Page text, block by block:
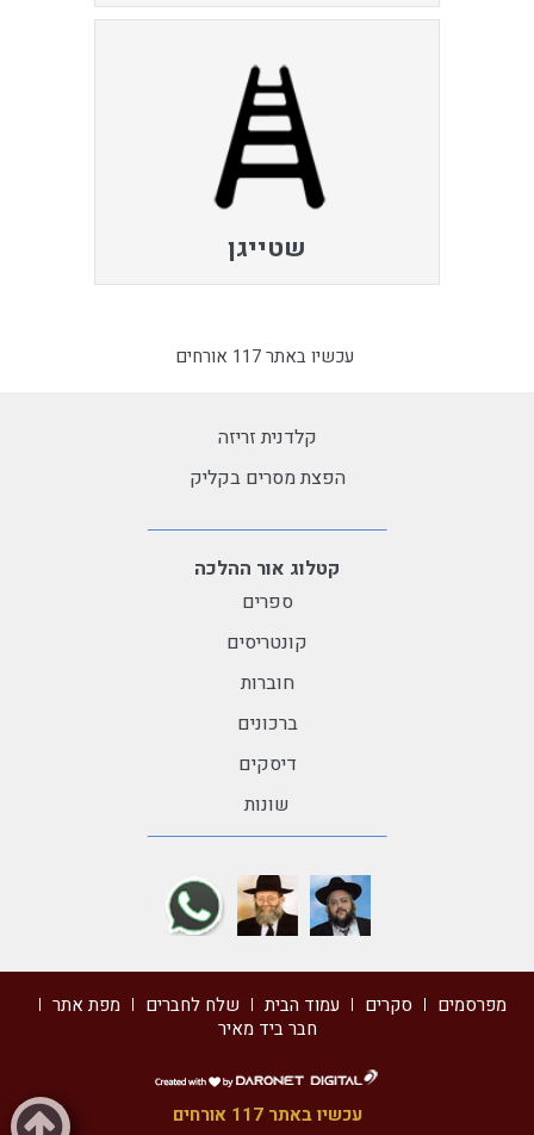
שטייגן
עכשיו באתר 117 אורחים
קלדנית זריזה
הפצת מסרים בקליק
קטלוג אור ההלכה
ספרים
קונטריסים
חוברות
ברכונים
דיסקים
שונות
מפרסמים סקרים עמוד הבית שלח לחברים
מפת אתר
חבר ביד מאיר
דרונט
דיגיטלעכשיו באתר 117 אורחים